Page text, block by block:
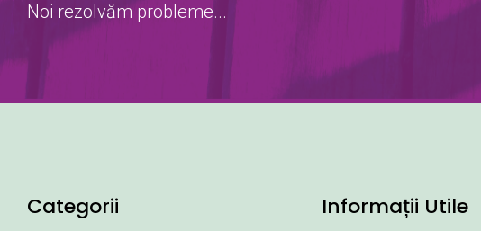
Noi rezolvăm probleme...
Categorii Informații Utile